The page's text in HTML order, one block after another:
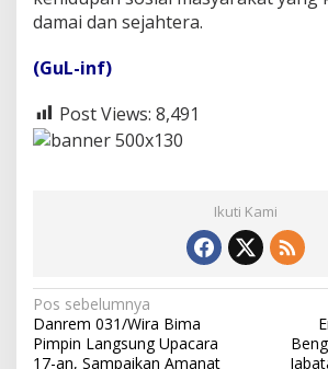
damai dan sejahtera.
(GuL-inf)
Post Views: 8,491
Ikuti Kami
N
a
Pos sebelumnya
Danrem 031/Wira Bima
Pimpin Langsung Upacara
17-an, Sampaikan Amanat